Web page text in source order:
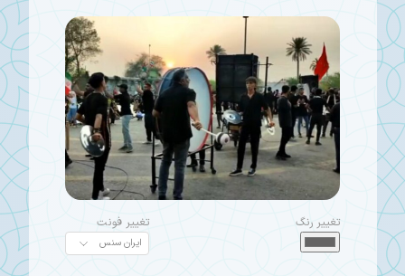
تغییر رنگ تغییر فونت